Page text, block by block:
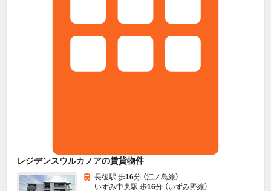
レジデンスウルカノアの賃貸物件
長後駅 歩16分 （江ノ島線）
いずみ中央駅 歩16分 （いずみ野線）